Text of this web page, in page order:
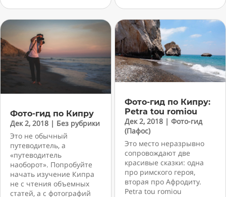
Фото-гид по Кипру
Дек 2, 2018 | Без рубрики
Это не обычный
путеводитель, а
«путеводитель
наоборот». Попробуйте
начать изучение Кипра
не с чтения объемных
статей, а с фотографий
Фото-гид по Кипру:
Petra tou romiou
Дек 2, 2018 | Фото-гид
(Пафос)
Это место неразрывно
сопровождают две
красивые сказки: одна
про римского героя,
вторая про Афродиту.
Petra tou romiou